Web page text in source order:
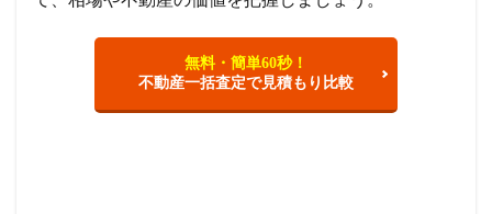
無料・簡単60秒！
不動産一括査定で見積もり比較